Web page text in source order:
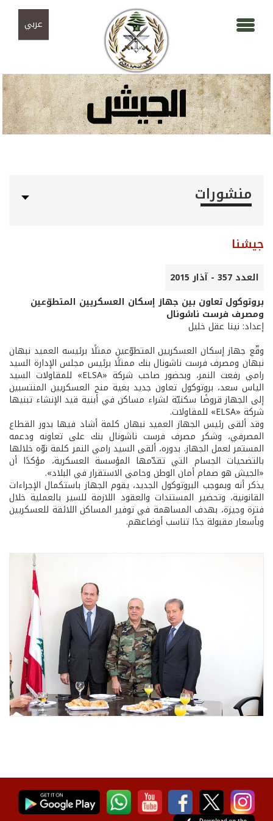
عربي
منشورات
جيشنا
العدد 357 - آذار 2015
بروتوكول تعاون بين جهاز إسكان العسكريين المتطوّعين
ومصرف فرست ناشونال
إعداد: نينا عقل خليل
وقّع جهاز إسكان العسكريين المتطوّعين ممثلًا برئيسه العميد نبهان
نبهان ومصرف فرست ناشونال بنك ممثلًا برئيس مجلس الإدارة السيد
رامي رفعت النمر، وبحضور صاحب شركة «ELSA» للمقاولات السيد
الياس سعد، بروتوكول تعاون جديد بغية منح العسكريين المنتسبين
إلى الجهاز قروضًا سكنيّة لشراء مساكن في أبنية قيد الإنشاء تبنيها
شركة «ELSA» للمقاولات.
وقد ألقى رئيس الجهاز العميد نبهان كلمة أشاد فيها بدور القطاع
المصرفي، وشكر مصرف فرست ناشونال بنك على تعاونه ودعمه
المستمر لعمل الجهاز. بدوره، ألقى السيد رامي النمر كلمة نوّه خلالها
بالتضحيات الجسام التي تقدّمها المؤسسة العسكرية، مؤكدًا أن
«الجيش هو صمام أمان الوطن وحامي الاستقرار في البلاد».
يذكر أنه وبموجب البروتوكول الجديد، يقوم الجهاز باستكمال الإجراءات
القانونية، وتحضير المستندات والعقود اللازمة للسير بالعملية خلال
فترة وجيزة، بهدف المساهمة في توفير المساكن اللائقة للعسكريين
وبأسعار مقبولة جدًا تناسب أوضاعهم.